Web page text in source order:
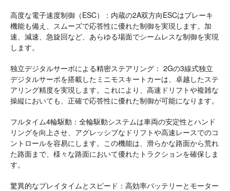
高度な電子速度制御（ESC）：内蔵の2A双方向ESCはブレーキ
機能も備え、スムーズで応答性に優れた制御を実現します。加
速、減速、急旋回など、あらゆる場面でシームレスな制御を実現
します。
独立デジタルサーボによる精密ステアリング： 2Gの3線式独立
デジタルサーボを搭載したミニモスキートカーは、卓越したステ
アリング精度を実現します。これにより、高速ドリフトや複雑な
操縦においても、正確で応答性に優れた制御が可能になります。
フルタイム4輪駆動：全輪駆動システムは車両の安定性とハンド
リングを向上させ、アグレッシブなドリフトや高速レースでのコ
ントロールを容易にします。この機能は、滑らかな路面から荒れ
た路面まで、様々な路面において優れたトラクションを確保しま
す。
驚異的なプレイタイムとスピード：高効率バッテリーとモーター